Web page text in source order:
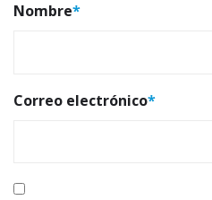
Nombre*
Correo electrónico*